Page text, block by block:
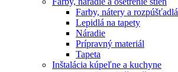
Farby, nátery a rozpúšťadlá
Lepidlá na tapety
Náradie
Prípravný materiál
Tapeta
Inštalácia kúpeľne a kuchyne